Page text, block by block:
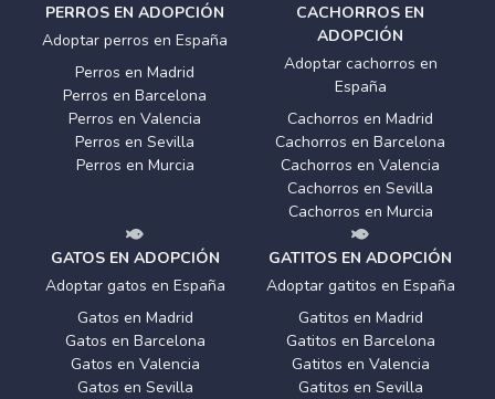
PERROS EN ADOPCIÓN
Adoptar perros en España
Perros en Madrid
Perros en Barcelona
Perros en Valencia
Perros en Sevilla
Perros en Murcia
CACHORROS EN
ADOPCIÓN
Adoptar cachorros en
España
Cachorros en Madrid
Cachorros en Barcelona
Cachorros en Valencia
Cachorros en Sevilla
Cachorros en Murcia
GATOS EN ADOPCIÓN
Adoptar gatos en España
Gatos en Madrid
Gatos en Barcelona
Gatos en Valencia
Gatos en Sevilla
GATITOS EN ADOPCIÓN
Adoptar gatitos en España
Gatitos en Madrid
Gatitos en Barcelona
Gatitos en Valencia
Gatitos en Sevilla